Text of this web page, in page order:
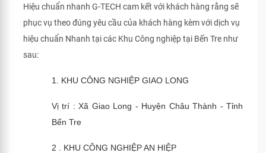
Hiệu chuẩn nhanh G-TECH cam kết với khách hàng rằng sẽ
phục vụ theo đúng yêu cầu của khách hàng kèm với dịch vụ
hiệu chuẩn Nhanh tại các Khu Công nghiệp tại Bến Tre như
sau:
1. KHU CÔNG NGHIỆP GIAO LONG
Vị trí : Xã Giao Long - Huyện Châu Thành - Tỉnh
Bến Tre
2 . KHU CÔNG NGHIỆP AN HIỆP